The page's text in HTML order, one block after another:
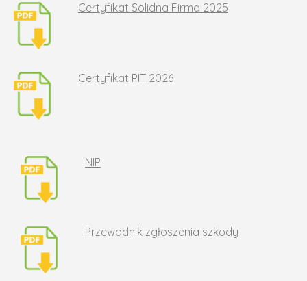
Certyfikat Solidna Firma 2025
Certyfikat PIT 2026
NIP
Przewodnik zgłoszenia szkody